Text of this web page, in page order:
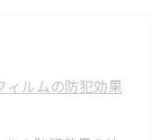
ィルムの防犯効果